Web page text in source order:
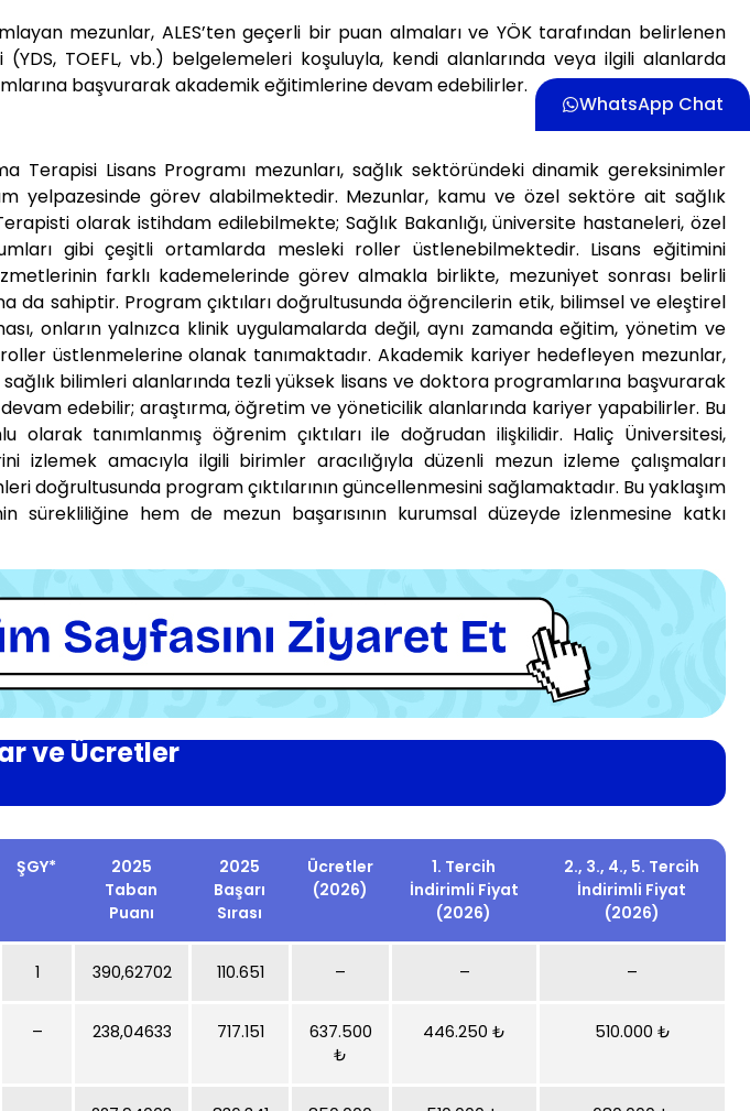
WhatsApp Chat
mezunlar, ALES’ten geçerli bir puan almaları ve YÖK tarafından belirlenen
TOEFL, vb.) belgelemeleri koşuluyla, kendi alanlarında veya ilgili alanlarda
başvurarak akademik eğitimlerine devam edebilirler.
Terapisi Lisans Programı mezunları, sağlık sektöründeki dinamik gereksinimler
yelpazesinde görev alabilmektedir. Mezunlar, kamu ve özel sektöre ait sağlık
olarak istihdam edilebilmekte; Sağlık Bakanlığı, üniversite hastaneleri, özel
gibi çeşitli ortamlarda mesleki roller üstlenebilmektedir. Lisans eğitimini
farklı kademelerinde görev almakla birlikte, mezuniyet sonrası belirli
da sahiptir. Program çıktıları doğrultusunda öğrencilerin etik, bilimsel ve eleştirel
onların yalnızca klinik uygulamalarda değil, aynı zamanda eğitim, yönetim ve
üstlenmelerine olanak tanımaktadır. Akademik kariyer hedefleyen mezunlar,
bilimleri alanlarında tezli yüksek lisans ve doktora programlarına başvurarak
edebilir; araştırma, öğretim ve yöneticilik alanlarında kariyer yapabilirler. Bu
olarak tanımlanmış öğrenim çıktıları ile doğrudan ilişkilidir. Haliç Üniversitesi,
izlemek amacıyla ilgili birimler aracılığıyla düzenli mezun izleme çalışmaları
doğrultusunda program çıktılarının güncellenmesini sağlamaktadır. Bu yaklaşım
sürekliliğine hem de mezun başarısının kurumsal düzeyde izlenmesine katkı
ve Ücretler
ŞGY*
2025
Taban
Puanı
2025
Başarı
Sırası
Ücretler
(2026)
1. Tercih
İndirimli Fiyat
(2026)
2., 3., 4., 5. Tercih
İndirimli Fiyat
(2026)
1 390,62702 110.651 – – –
– 238,04633 717.151
637.500
₺
446.250 ₺ 510.000 ₺